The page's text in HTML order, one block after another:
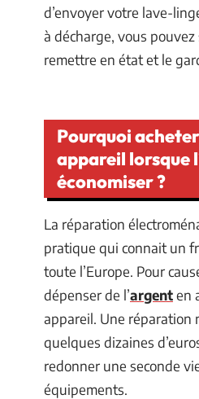
d’envoyer votre lave-
à décharge, vous
remettre en état et le
Pourquoi
appareil lorsque
économiser ?
La réparation
pratique qui connait un
toute l’Europe. Pour
dépenser de l’argenten
appareil. Une réparation
quelques dizaines
redonner une seconde
équipements.